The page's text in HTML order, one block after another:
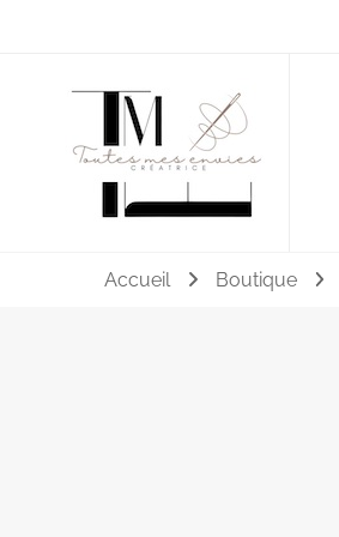
Toutes mes envies
Couture, accessoires, mode, bijoux …
Accueil Boutique